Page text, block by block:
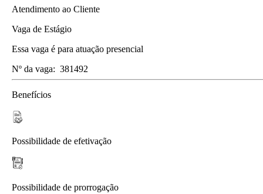
Atendimento ao Cliente
Vaga de Estágio
Essa vaga é para atuação presencial
Nº da vaga: 381492
Benefícios
Possibilidade de efetivação
Possibilidade de prorrogação